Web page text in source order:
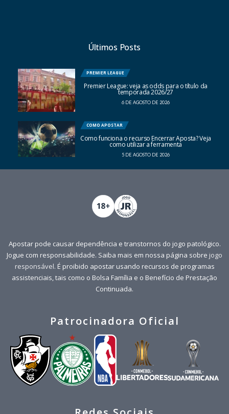
Últimos Posts
PREMIER LEAGUE
Premier League: veja as odds para o título da
temporada 2026/27
6 DE AGOSTO DE 2026
COMO APOSTAR
Como funciona o recurso Encerrar Aposta? Veja
como utilizar a ferramenta
5 DE AGOSTO DE 2026
Apostar pode causar dependência e transtornos do jogo patológico.
Jogue com responsabilidade. Saiba mais em nossa página sobre jogo
responsável. É proibido apostar usando recursos de programas
assistenciais, tais como o Bolsa Família e o Benefício de Prestação
Continuada.
Patrocinadora Oficial